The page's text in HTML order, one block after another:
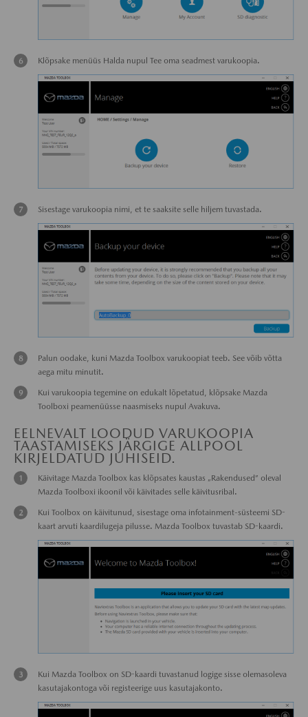
Klõpsake menüüs Halda nupul Tee oma seadmest varukoopia.
Sisestage varukoopia nimi, et te saaksite selle hiljem tuvastada.
Palun oodake, kuni Mazda Toolbox varukoopiat teeb. See võib võtta
aega mitu minutit.
Kui varukoopia tegemine on edukalt lõpetatud, klõpsake Mazda
Toolboxi peamenüüsse naasmiseks nupul Avakuva.
EELNEVALT LOODUD VARUKOOPIA
TAASTAMISEKS JÄRGIGE ALLPOOL
KIRJELDATUD JUHISEID.
Käivitage Mazda Toolbox kas klõpsates kaustas „Rakendused” oleval
Mazda Toolboxi ikoonil või käivitades selle käivitusribal.
Kui Toolbox on käivitunud, sisestage oma infotainment-süsteemi SD-
kaart arvuti kaardilugeja pilusse. Mazda Toolbox tuvastab SD-kaardi.
Kui Mazda Toolbox on SD-kaardi tuvastanud logige sisse olemasoleva
kasutajakontoga või registeerige uus kasutajakonto.